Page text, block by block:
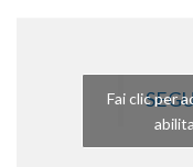
Fai clic per